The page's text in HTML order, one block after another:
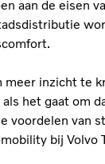
aan de eisen
inzicht te
het gaat om
voordelen van
bij Volvo